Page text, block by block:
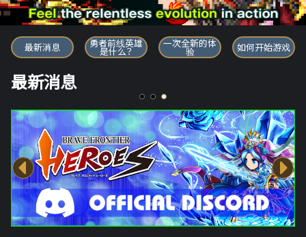
勇者前线英雄
最新消息 勇者前线英雄
是什么？
一次全新的体
验 如何开始游戏
最新消息